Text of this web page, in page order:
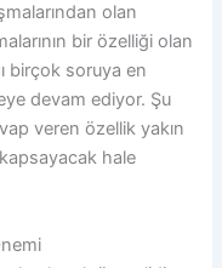
olan
bir özelliği olan
birçok soruya en
devam ediyor. Şu
veren özellik yakın
hale